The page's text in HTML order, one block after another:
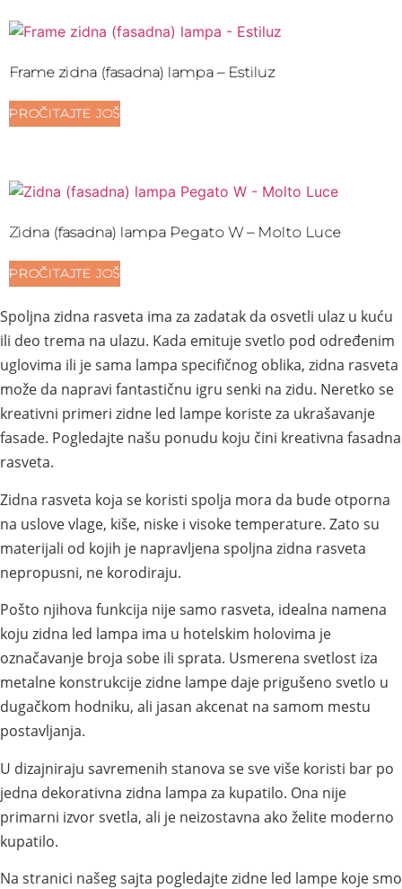
Frame zidna (fasadna) lampa – Estiluz
PROČITAJTE JOŠ
Zidna (fasadna) lampa Pegato W – Molto Luce
PROČITAJTE JOŠ
Spoljna zidna rasveta ima za zadatak da osvetli ulaz u kuću
ili deo trema na ulazu. Kada emituje svetlo pod određenim
uglovima ili je sama lampa specifičnog oblika, zidna rasveta
može da napravi fantastičnu igru senki na zidu. Neretko se
kreativni primeri zidne led lampe koriste za ukrašavanje
fasade. Pogledajte našu ponudu koju čini kreativna fasadna
rasveta.
Zidna rasveta koja se koristi spolja mora da bude otporna
na uslove vlage, kiše, niske i visoke temperature. Zato su
materijali od kojih je napravljena spoljna zidna rasveta
nepropusni, ne korodiraju.
Pošto njihova funkcija nije samo rasveta, idealna namena
koju zidna led lampa ima u hotelskim holovima je
označavanje broja sobe ili sprata. Usmerena svetlost iza
metalne konstrukcije zidne lampe daje prigušeno svetlo u
dugačkom hodniku, ali jasan akcenat na samom mestu
postavljanja.
U dizajniraju savremenih stanova se sve više koristi bar po
jedna dekorativna zidna lampa za kupatilo. Ona nije
primarni izvor svetla, ali je neizostavna ako želite moderno
kupatilo.
Na stranici našeg sajta pogledajte zidne led lampe koje smo